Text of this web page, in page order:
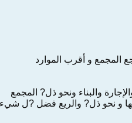
المجمع‌ و أقرب‌ الموارد
والبناء ونحو ‌ذل?‌ المجمع‌
و نحو ‌ذل?‌ والريع‌ فضل‌ ‌?ل‌